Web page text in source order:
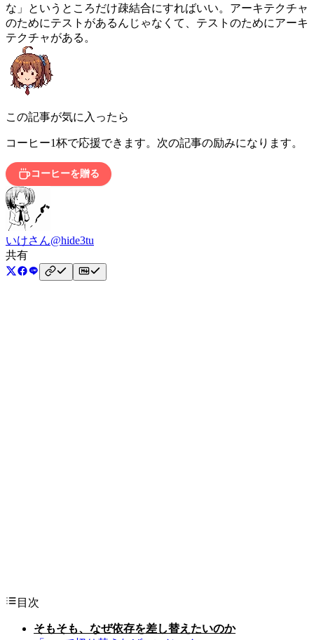
な」というところだけ疎結合にすればいい。アーキテクチャ
のためにテストがあるんじゃなくて、テストのためにアーキ
テクチャがある。
この記事が気に入ったら
コーヒー1杯で応援できます。次の記事の励みになります。
コーヒーを贈る
いけさん@hide3tu
共有
目次
そもそも、なぜ依存を差し替えたいのか